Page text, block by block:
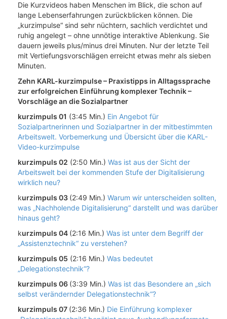
Die Kurzvideos haben Menschen im Blick, die schon auf
lange Lebenserfahrungen zurückblicken können. Die
„kurzimpulse“ sind sehr nüchtern, sachlich verdichtet und
ruhig angelegt – ohne unnötige interaktive Ablenkung. Sie
dauern jeweils plus/minus drei Minuten. Nur der letzte Teil
mit Vertiefungsvorschlägen erreicht etwas mehr als sieben
Minuten.
Zehn KARL-kurzimpulse – Praxistipps in Alltagssprache
zur erfolgreichen Einführung komplexer Technik –
Vorschläge an die Sozialpartner
kurzimpuls 01 (3:45 Min.) Ein Angebot für
Sozialpartnerinnen und Sozialpartner in der mitbestimmten
Arbeitswelt. Vorbemerkung und Übersicht über die KARL-
Video-kurzimpulse
kurzimpuls 02 (2:50 Min.) Was ist aus der Sicht der
Arbeitswelt bei der kommenden Stufe der Digitalisierung
wirklich neu?
kurzimpuls 03 (2:49 Min.) Warum wir unterscheiden sollten,
was „Nachholende Digitalisierung“ darstellt und was darüber
hinaus geht?
kurzimpuls 04 (2:16 Min.) Was ist unter dem Begriff der
„Assistenztechnik“ zu verstehen?
kurzimpuls 05 (2:16 Min.) Was bedeutet
„Delegationstechnik“?
kurzimpuls 06 (3:39 Min.) Was ist das Besondere an „sich
selbst verändernder Delegationstechnik“?
kurzimpuls 07 (2:36 Min.) Die Einführung komplexer